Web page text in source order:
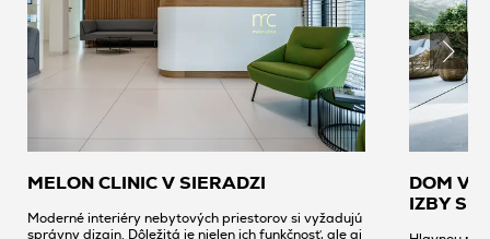
MELON CLINIC V SIERADZI
Moderné interiéry nebytových priestorov si vyžadujú
správny dizajn. Dôležitá je nielen ich funkčnosť, ale aj
DOM V
IZBY